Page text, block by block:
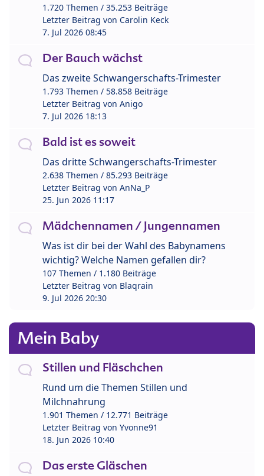
1.720 Themen / 35.253 Beiträge
Letzter Beitrag von Carolin Keck
7. Jul 2026 08:45
Der Bauch wächst
Das zweite Schwangerschafts-Trimester
1.793 Themen / 58.858 Beiträge
Letzter Beitrag von Anigo
7. Jul 2026 18:13
Bald ist es soweit
Das dritte Schwangerschafts-Trimester
2.638 Themen / 85.293 Beiträge
Letzter Beitrag von AnNa_P
25. Jun 2026 11:17
Mädchennamen / Jungennamen
Was ist dir bei der Wahl des Babynamens
wichtig? Welche Namen gefallen dir?
107 Themen / 1.180 Beiträge
Letzter Beitrag von Blaqrain
9. Jul 2026 20:30
Mein Baby
Stillen und Fläschchen
Rund um die Themen Stillen und
Milchnahrung
1.901 Themen / 12.771 Beiträge
Letzter Beitrag von Yvonne91
18. Jun 2026 10:40
Das erste Gläschen